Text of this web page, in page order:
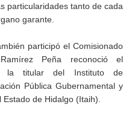
particularidades tanto de cada
garante.
participó el Comisionado
Peña reconoció el
la titular del Instituto de
Pública Gubernamental y
de Hidalgo (Itaih).